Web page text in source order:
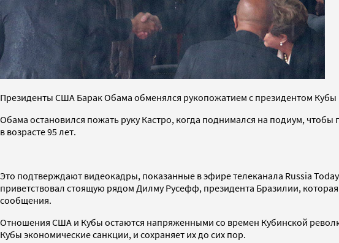
Президенты США Барак Обама обменялся рукопожатием с президентом
Обама остановился пожать руку Кастро, когда поднимался на подиум,
в возрасте 95 лет.
Это подтверждают видеокадры, показанные в эфире телеканала Russia
приветствовал стоящую рядом Дилму Русефф, президента Бразилии,
сообщения.
Отношения США и Кубы остаются напряженными со времен Кубинской
Кубы экономические санкции, и сохраняет их до сих пор.